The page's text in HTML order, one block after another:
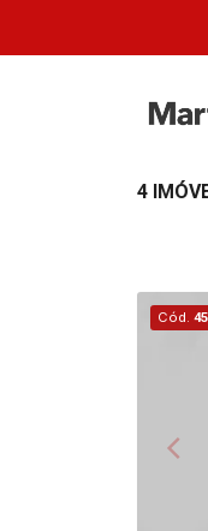
4
Cód.